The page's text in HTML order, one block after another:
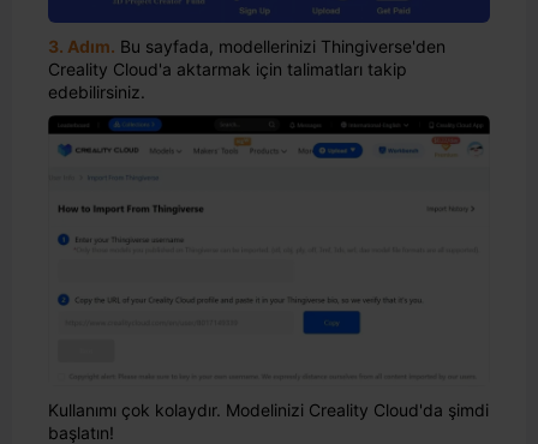
3. Adım. Bu sayfada, modellerinizi Thingiverse'den
Creality Cloud'a aktarmak için talimatları takip
edebilirsiniz.
Kullanımı çok kolaydır. Modelinizi Creality Cloud'da şimdi
başlatın!